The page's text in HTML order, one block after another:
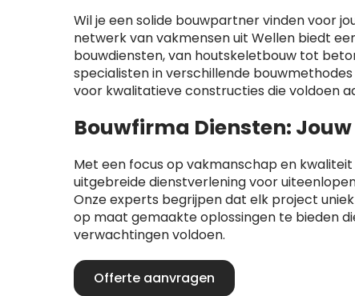
Wil je een solide bouwpartner vinden voor
netwerk van vakmensen uit Wellen biedt
bouwdiensten, van houtskeletbouw tot
specialisten in verschillende
voor kwalitatieve constructies die voldoen
Bouwfirma Diensten:
Met een focus op vakmanschap en
uitgebreide dienstverlening voor
Onze experts begrijpen dat elk project
op maat gemaakte oplossingen te bieden
verwachtingen voldoen.
Offerte aanvragen